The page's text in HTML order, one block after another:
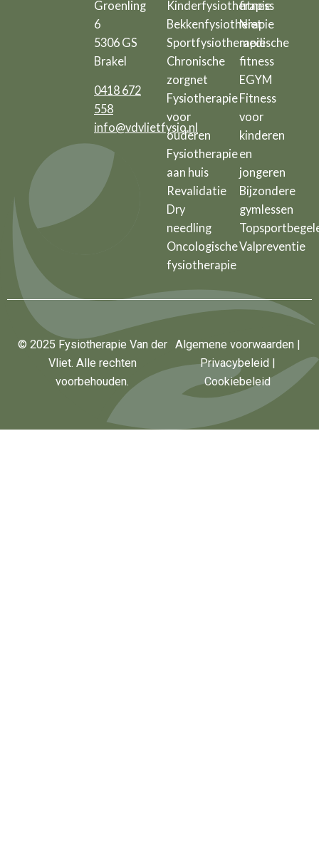
Groenling
6
5306 GS
Brakel
0418 672
558
info@vdvlietfysio.nl
Kinderfysiotherapie
Bekkenfysiotherapie
Sportfysiotherapie
Chronische
zorgnet
Fysiotherapie
voor
ouderen
Fysiotherapie
aan huis
Revalidatie
Dry
needling
Oncologische
fysiotherapie
fitness
Niet
medische
fitness
EGYM
Fitness
voor
kinderen
en
jongeren
Bijzondere
gymlessen
Valpreventie
© 2025 Fysiotherapie Van der
Vliet. Alle rechten
voorbehouden.
Algemene voorwaarden|
Privacybeleid|
Cookiebeleid